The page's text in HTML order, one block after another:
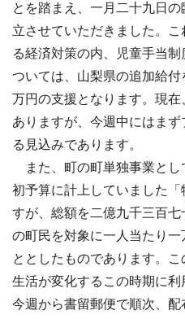
とを踏まえ、一月二十九日
立させていただきました。
る経済対策の内、児童手当
ついては、山梨県の追加給
万円の支援となります。現
ありますが、今週中にはま
る見込みであります。
また、町の町単独事業とし
初予算に計上していました
すが、総額を二億九千三百
の町民を対象に一人当たり
ととしたものであります。
生活が変化するこの時期に利
今週から書留郵便で順次、配